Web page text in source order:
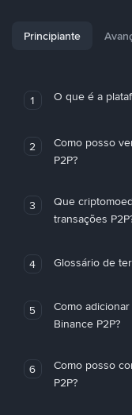
Principiante
1 O que é a
2
Como posso
P2P?
3
Que
transações
4 Glossário de
5
Como
Binance P2P?
6
Como posso
P2P?